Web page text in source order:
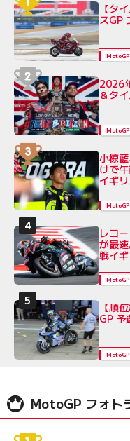
【タ
スGP
MotoGP
2026
＆タ
MotoGP
小椋
けで
イギ
MotoGP
レコ
が最
戦イ
MotoGP
【順
GP 予
MotoGP
MotoGP フォト